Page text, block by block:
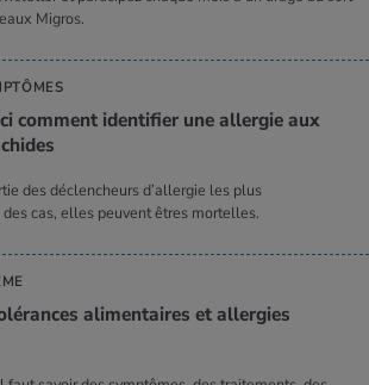
Migros.
comment identifier une allergie aux
des déclencheurs d’allergie les plus
cas, elles peuvent êtres mortelles.
alimentaires et allergies